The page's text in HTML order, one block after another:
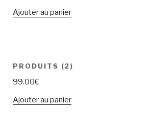
Ajouter au panier
PRODUITS (2)
99.00€
Ajouter au panier